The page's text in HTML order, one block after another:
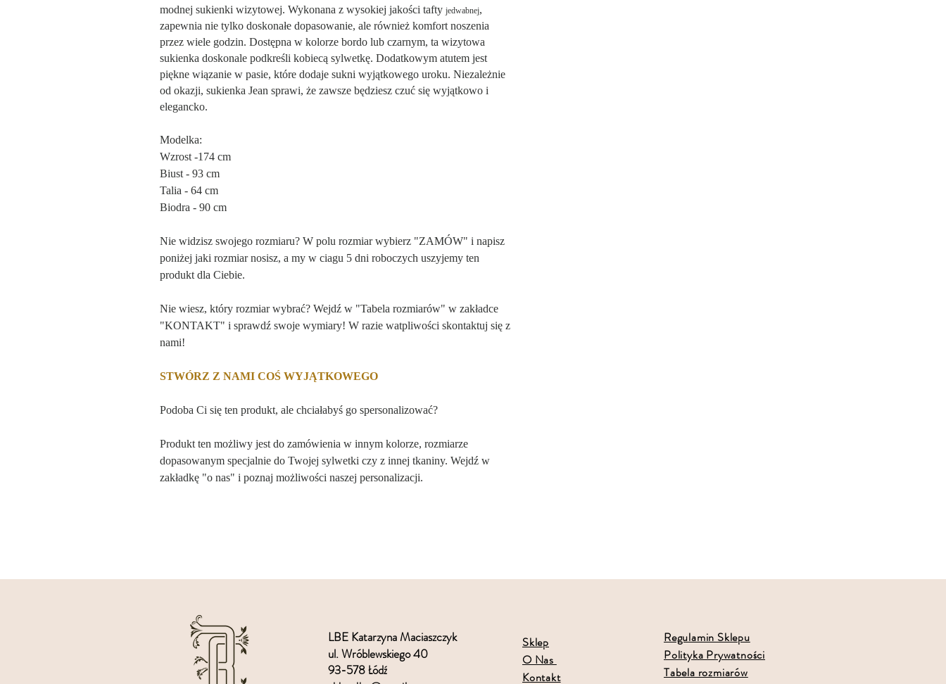
modnej sukienki wizytowej. Wykonana z wysokiej jakości tafty jedwabnej,
zapewnia nie tylko doskonałe dopasowanie, ale również komfort noszenia
przez wiele godzin. Dostępna w kolorze bordo lub czarnym, ta wizytowa
sukienka doskonale podkreśli kobiecą sylwetkę. Dodatkowym atutem jest
piękne wiązanie w pasie, które dodaje sukni wyjątkowego uroku. Niezależnie
od okazji, sukienka Jean sprawi, że zawsze będziesz czuć się wyjątkowo i
elegancko.
Modelka:
Wzrost -174 cm
Biust - 93 cm
Talia - 64 cm
Biodra - 90 cm
Nie widzisz swojego rozmiaru? W polu rozmiar wybierz "ZAMÓW" i napisz
poniżej jaki rozmiar nosisz, a my w ciagu 5 dni roboczych uszyjemy ten
produkt dla Ciebie.
Nie wiesz, który rozmiar wybrać? Wejdź w "Tabela rozmiarów" w zakładce
"KONTAKT" i sprawdź swoje wymiary! W razie watpliwości skontaktuj się z
nami!
STWÓRZ Z NAMI COŚ WYJĄTKOWEGO
Podoba Ci się ten produkt, ale chciałabyś go spersonalizować?
Produkt ten możliwy jest do zamówienia w innym kolorze, rozmiarze
dopasowanym specjalnie do Twojej sylwetki czy z innej tkaniny. Wejdź w
zakładkę "o nas" i poznaj możliwości naszej personalizacji.
LBE Katarzyna Maciaszczyk
ul. Wróblewskiego 40
93-578 Łódź
Sklep
O Nas
Kontakt
Regulamin Sklepu
Polityka Prywatności
Tabela rozmiarów